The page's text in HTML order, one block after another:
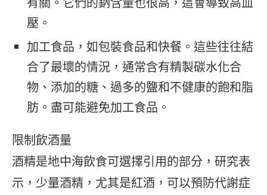
壓。
加工食品，如包裝食品和快餐。這些往往結
合了最壞的情況，通常含有精製碳水化合
物、添加的糖、過多的鹽和不健康的飽和脂
肪。盡可能避免加工食品。
限制飲酒量
酒精是地中海飲食可選擇引用的部分，研究表
示，少量酒精，尤其是紅酒，可以預防代謝症